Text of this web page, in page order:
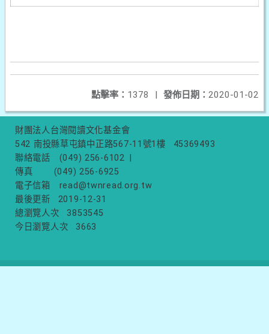
發佈日期： 2020-01-02
點擊率： 1378
財團法人台灣閱讀文化基金會
542 南投縣草屯鎮中正路567-11號1樓
45369493
聯絡電話
(049) 256-6102
傳真
(049) 256-6925
電子信箱
read@twnread.org.tw
最後更新
2019-12-31
總瀏覽人次
3853545
今日瀏覽人次
3663